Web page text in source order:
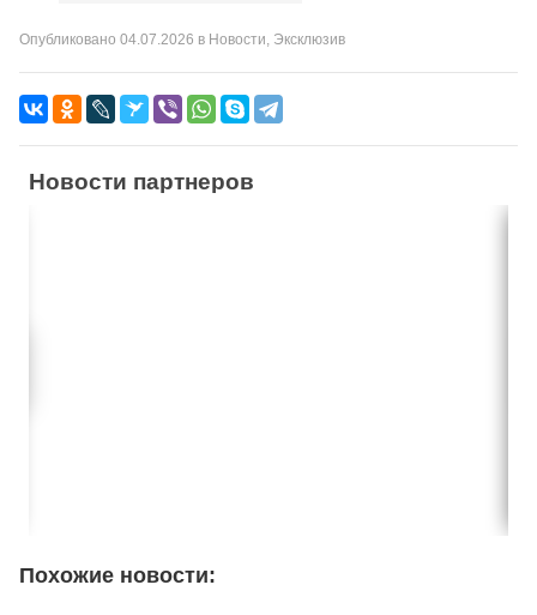
Опубликовано 04.07.2026 в Новости, Эксклюзив
Новости партнеров
Похожие новости: